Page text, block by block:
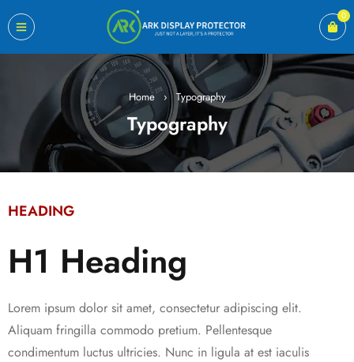
0
Home › Typography
Typography
HEADING
H1 Heading
Lorem ipsum dolor sit amet, consectetur adipiscing elit.
Aliquam fringilla commodo pretium. Pellentesque
condimentum luctus ultricies. Nunc in ligula at est iaculis